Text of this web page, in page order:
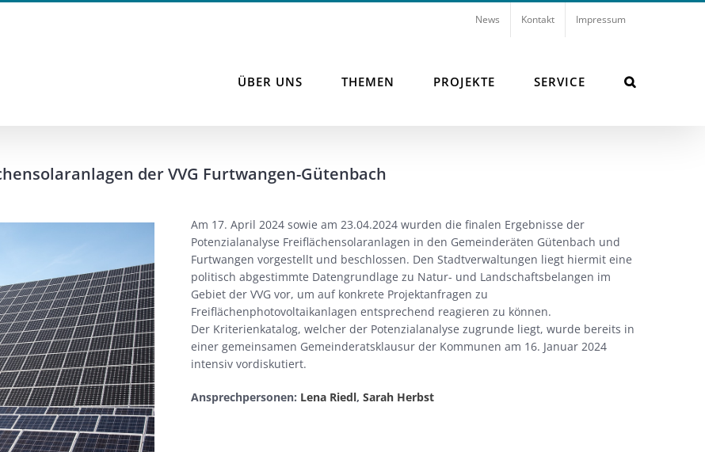
News Kontakt Impressum
ÜBER UNS THEMEN PROJEKTE SERVICE
der VVG Furtwangen-Gütenbach
Am 17. April 2024 sowie am 23.04.2024 wurden die finalen Ergebnisse der
Potenzialanalyse Freiflächensolaranlagen in den Gemeinderäten Gütenbach und
Furtwangen vorgestellt und beschlossen. Den Stadtverwaltungen liegt hiermit eine
politisch abgestimmte Datengrundlage zu Natur- und Landschaftsbelangen im
Gebiet der VVG vor, um auf konkrete Projektanfragen zu
Freiflächenphotovoltaikanlagen entsprechend reagieren zu können.
Der Kriterienkatalog, welcher der Potenzialanalyse zugrunde liegt, wurde bereits in
einer gemeinsamen Gemeinderatsklausur der Kommunen am 16. Januar 2024
intensiv vordiskutiert.
Ansprechpersonen: Lena Riedl,Sarah Herbst